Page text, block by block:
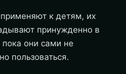
к детям, их
принужденно в
они сами не
пользоваться.